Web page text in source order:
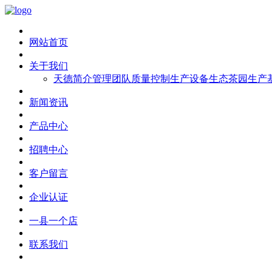
网站首页
关于我们
天德简介管理团队 质量控制 生产设备生态茶园生产
新闻资讯
产品中心
招聘中心
客户留言
企业认证
一县一个店
联系我们